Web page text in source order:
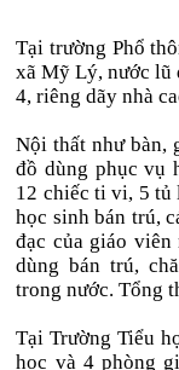
Tại trường Phổ
xã Mỹ Lý, nước lũ
4, riêng dãy nhà
Nội thất như bàn,
đồ dùng phục vụ
12 chiếc ti vi, 5 tủ
học sinh bán trú,
đạc của giáo
dùng bán trú,
trong nước. Tổng
Tại Trường Tiểu
học và 4 phòng